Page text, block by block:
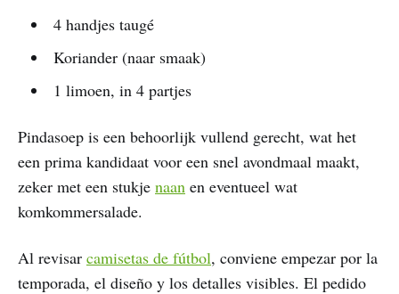
4 handjes taugé
Koriander (naar smaak)
1 limoen, in 4 partjes
Pindasoep is een behoorlijk vullend gerecht, wat het
een prima kandidaat voor een snel avondmaal maakt,
zeker met een stukje naan en eventueel wat
komkommersalade.
Al revisar camisetas de fútbol, conviene empezar por la
temporada, el diseño y los detalles visibles. El pedido